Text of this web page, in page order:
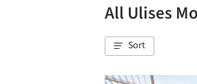
All Ulises
Sort